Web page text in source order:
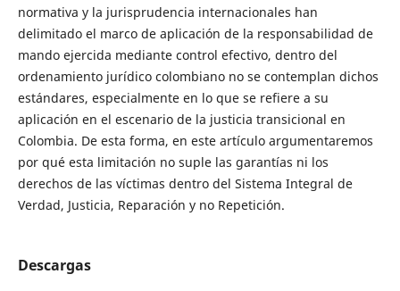
normativa y la jurisprudencia internacionales han
delimitado el marco de aplicación de la responsabilidad de
mando ejercida mediante control efectivo, dentro del
ordenamiento jurídico colombiano no se contemplan dichos
estándares, especialmente en lo que se refiere a su
aplicación en el escenario de la justicia transicional en
Colombia. De esta forma, en este artículo argumentaremos
por qué esta limitación no suple las garantías ni los
derechos de las víctimas dentro del Sistema Integral de
Verdad, Justicia, Reparación y no Repetición.
Descargas